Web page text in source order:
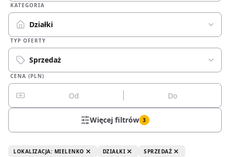
KATEGORIA
Działki
TYP OFERTY
Sprzedaż
CENA (PLN)
Więcej filtrów 3
LOKALIZACJA: MIELENKO DZIAŁKI
SPRZEDAŻ